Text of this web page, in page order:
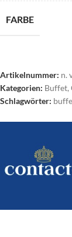
FARBE
Artikelnummer: n.
Kategorien: Buffet,
Schlagwörter: